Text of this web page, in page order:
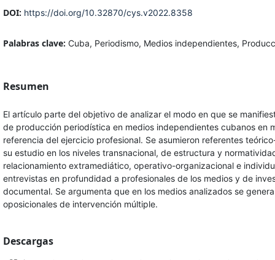
DOI: https://doi.org/10.32870/cys.v2022.8358
Palabras clave: Cuba, Periodismo, Medios independientes,
Resumen
El artículo parte del objetivo de analizar el modo en que se
de producción periodística en medios independientes cubanos en
referencia del ejercicio profesional. Se asumieron referentes
su estudio en los niveles transnacional, de estructura y
relacionamiento extramediático, operativo-organizacional e
entrevistas en profundidad a profesionales de los medios y de
documental. Se argumenta que en los medios analizados se
oposicionales de intervención múltiple.
Descargas